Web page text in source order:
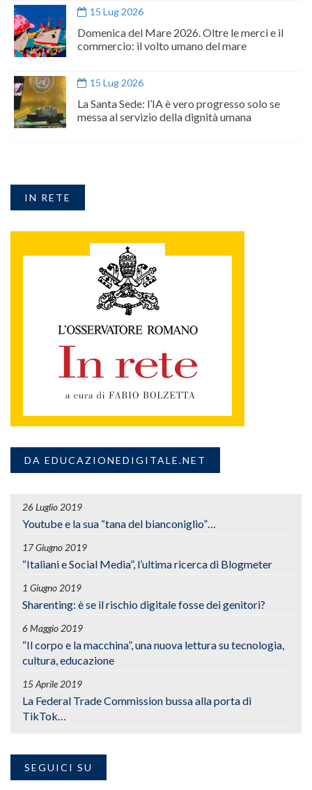
15 Lug 2026
Domenica del Mare 2026. Oltre le merci e il
commercio: il volto umano del mare
15 Lug 2026
La Santa Sede: l’IA è vero progresso solo se
messa al servizio della dignità umana
IN RETE
DA EDUCAZIONEDIGITALE.NET
26 Luglio 2019
Youtube e la sua “tana del bianconiglio”…
17 Giugno 2019
“Italiani e Social Media”, l’ultima ricerca di Blogmeter
1 Giugno 2019
Sharenting: è se il rischio digitale fosse dei genitori?
6 Maggio 2019
“Il corpo e la macchina”, una nuova lettura su tecnologia,
cultura, educazione
15 Aprile 2019
La Federal Trade Commission bussa alla porta di
TikTok…
SEGUICI SU